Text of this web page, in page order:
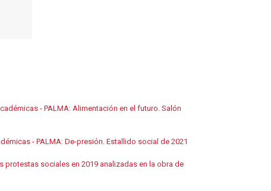
- PALMA: Alimentación en el futuro. Salón
- PALMA: De-presión. Estallido social de 2021
protestas sociales en 2019 analizadas en la obra de